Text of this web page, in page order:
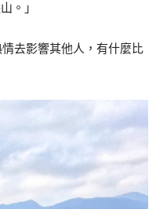
。」
去影響其他人，有什麼比